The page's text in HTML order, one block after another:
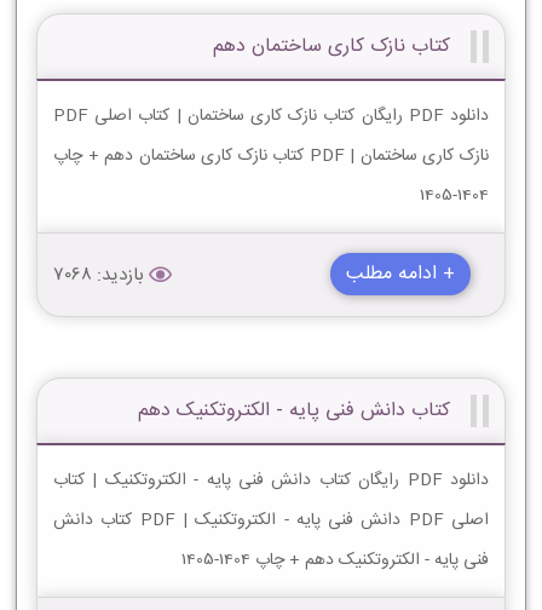
کتاب نازک کاری ساختمان دهم
دانلود PDF رایگان کتاب نازک کاری ساختمان | کتاب اصلی PDF
نازک کاری ساختمان | PDF کتاب نازک کاری ساختمان دهم + چاپ
1404-1405
+ ادامه مطلب بازدید: 7068
کتاب دانش فنی پایه - الکتروتکنیک دهم
دانلود PDF رایگان کتاب دانش فنی پایه - الکتروتکنیک | کتاب
اصلی PDF دانش فنی پایه - الکتروتکنیک | PDF کتاب دانش
فنی پایه - الکتروتکنیک دهم + چاپ 1404-1405